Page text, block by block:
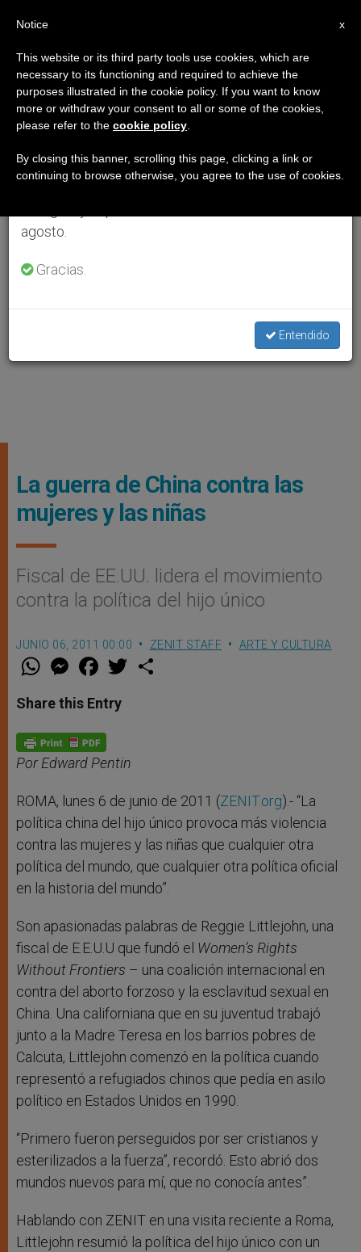
La guerra de China contra las
mujeres y las niñas
Fiscal de EE.UU. lidera el movimiento
contra la política del hijo único
JUNIO 06, 2011 00:00 ZENIT STAFF ARTE Y CULTURA
W
t
s
p
p
M
e
s
e
g
e
r
F
a
e
b
o
k
w
Share this Entry
Por Edward Pentin
ROMA, lunes 6 de junio de 2011 (ZENIT.org).- “La
política china del hijo único provoca más violencia
contra las mujeres y las niñas que cualquier otra
política del mundo, que cualquier otra política oficial
en la historia del mundo”.
Son apasionadas palabras de Reggie Littlejohn, una
fiscal de E.E.U.U que fundó el Women’s Rights
Without Frontiers – una coalición internacional en
contra del aborto forzoso y la esclavitud sexual en
China. Una californiana que en su juventud trabajó
junto a la Madre Teresa en los barrios pobres de
Calcuta, Littlejohn comenzó en la política cuando
representó a refugiados chinos que pedía en asilo
político en Estados Unidos en 1990.
“Primero fueron perseguidos por ser cristianos y
esterilizados a la fuerza”, recordó. Esto abrió dos
mundos nuevos para mí, que no conocía antes”.
Hablando con ZENIT en una visita reciente a Roma,
Littlejohn resumió la política del hijo único con un
×
Aviso importante
Del 27 de julio al 7 de agosto haremos la pausa
anual, aprovechando que en el periodo de verano
se generan menos informaciones y también el
agosto.
Gracias.
Entendido
x
Notice
This website or its third party tools use cookies, which are
necessary to its functioning and required to achieve the
purposes illustrated in the cookie policy. If you want to know
more or withdraw your consent to all or some of the cookies,
please refer to the cookie policy
By closing this banner, scrolling this page, clicking a link or
continuing to browse otherwise, you agree to the use of cookies.